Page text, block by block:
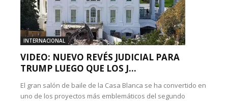
INTERNACIONAL
VIDEO: NUEVO REVÉS JUDICIAL PARA
TRUMP LUEGO QUE LOS J...
El gran salón de baile de la Casa Blanca se ha convertido en
uno de los proyectos más emblemáticos del segundo